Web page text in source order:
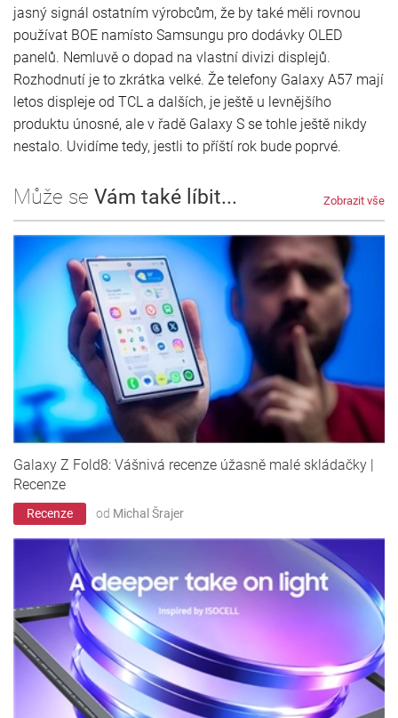
jasný signál ostatním výrobcům, že by také měli rovnou
používat BOE namísto Samsungu pro dodávky OLED
panelů. Nemluvě o dopad na vlastní divizi displejů.
Rozhodnutí je to zkrátka velké. Že telefony Galaxy A57 mají
letos displeje od TCL a dalších, je ještě u levnějšího
produktu únosné, ale v řadě Galaxy S se tohle ještě nikdy
nestalo. Uvidíme tedy, jestli to příští rok bude poprvé.
Může se Vám také líbit... Zobrazit vše
Galaxy Z Fold8: Vášnivá recenze úžasně malé skládačky |
Recenze
Recenze od Michal Šrajer